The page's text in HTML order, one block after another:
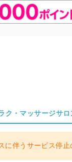
ク・マッサージサロ
に伴うサービス停